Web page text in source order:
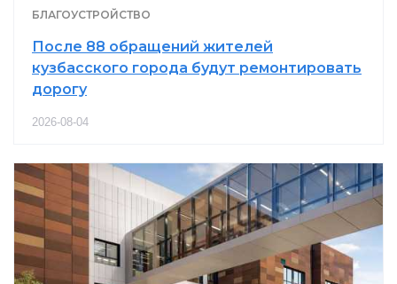
БЛАГОУСТРОЙСТВО
После 88 обращений жителей
кузбасского города будут ремонтировать
дорогу
2026-08-04